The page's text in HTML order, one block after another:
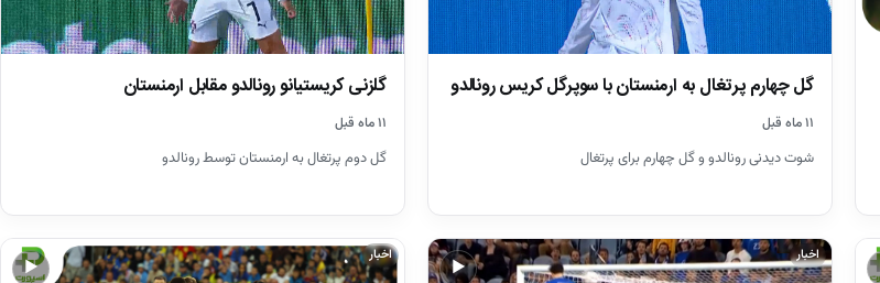
گل چهارم پرتغال به ارمنستان با سوپرگل کریس رونالدو
۱۱ ماه قبل
شوت دیدنی رونالدو و گل چهارم برای پرتغال
گلزنی کریستیانو رونالدو مقابل ارمنستان
۱۱ ماه قبل
گل دوم پرتغال به ارمنستان توسط رونالدو
▶
اخبار
▶
اخبار